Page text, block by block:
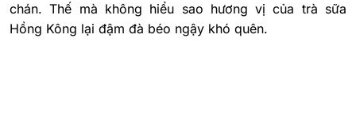
chán. Thế mà không hiểu sao hương vị của trà sữa
Hồng Kông lại đậm đà béo ngậy khó quên.